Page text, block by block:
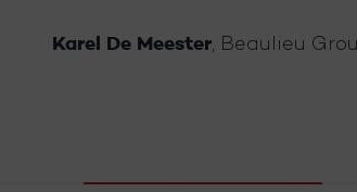
Karel De Meester, Beaulieu